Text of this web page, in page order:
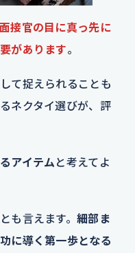
接官の目に真っ先に
があります。
て捉えられることも
ネクタイ選びが、評
アイテム と考えてよ
も言えます。細部ま
に導く第一歩となる